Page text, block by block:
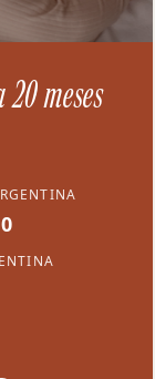
20 meses